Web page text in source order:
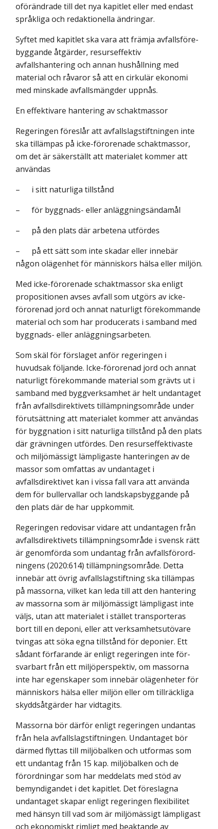
oförändrade till det nya kapitlet eller med endast
språkliga och redaktionella ändringar.
Syftet med kapitlet ska vara att främja avfallsföre­
byggande åtgärder, resurseffektiv
avfallshantering och annan hushållning med
material och rå­varor så att en cirkulär ekonomi
med minskade avfallsmängder uppnås.
En effektivare hantering av schaktmassor
Regeringen föreslår att avfallslagstiftningen inte
ska tillämpas på icke-förorenade schaktmassor,
om det är säkerställt att materialet kommer att
användas
– i sitt naturliga tillstånd
– för byggnads- eller anläggningsändamål
– på den plats där arbetena utfördes
– på ett sätt som inte skadar eller innebär
någon olägenhet för människors hälsa eller miljön.
Med icke-förorenade schaktmassor ska enligt
propositionen avses avfall som utgörs av icke-
förorenad jord och annat naturligt förekommande
material och som har producerats i samband med
byggnads- eller anläggningsarbeten.
Som skäl för förslaget anför regeringen i
huvudsak följande. Icke-förorenad jord och annat
naturligt förekommande material som grävts ut i
samband med byggverksamhet är helt undantaget
från avfallsdirektivets tillämpningsområde under
förutsättning att materialet kommer att användas
för byggnation i sitt naturliga tillstånd på den plats
där grävningen utfördes. Den resurseffektivaste
och miljömässigt lämpligaste hanteringen av de
massor som omfattas av undantaget i
avfallsdirektivet kan i vissa fall vara att använda
dem för bullervallar och landskapsbyggande på
den plats där de har uppkommit.
Regeringen redovisar vidare att undantagen från
avfallsdirektivets tillämp­ningsområde i svensk rätt
är genomförda som undantag från avfalls­förord­
ningens (2020:614) tillämpningsområde. Detta
innebär att övrig avfalls­lag­stiftning ska tillämpas
på massorna, vilket kan leda till att den hantering
av massorna som är miljömässigt lämpligast inte
väljs, utan att materialet i stället transporteras
bort till en deponi, eller att verksamhetsutövare
tvingas att söka egna tillstånd för deponier. Ett
sådant förfarande är enligt regeringen inte för­
svarbart från ett miljöperspektiv, om massorna
inte har egenskaper som inne­bär olägenheter för
människors hälsa eller miljön eller om tillräckliga
skydds­åtgärder har vidtagits.
Massorna bör därför enligt regeringen undantas
från hela avfalls­lag­stiftningen. Undantaget bör
därmed flyttas till miljöbalken och utformas som
ett undantag från 15 kap. miljöbalken och de
förord­ningar som har med­delats med stöd av
bemyndigandet i det kapitlet. Det föreslagna
undantaget skapar enligt regeringen flexibilitet
med hänsyn till vad som är miljömässigt lämpligast
och ekonomiskt rimligt med beaktande av